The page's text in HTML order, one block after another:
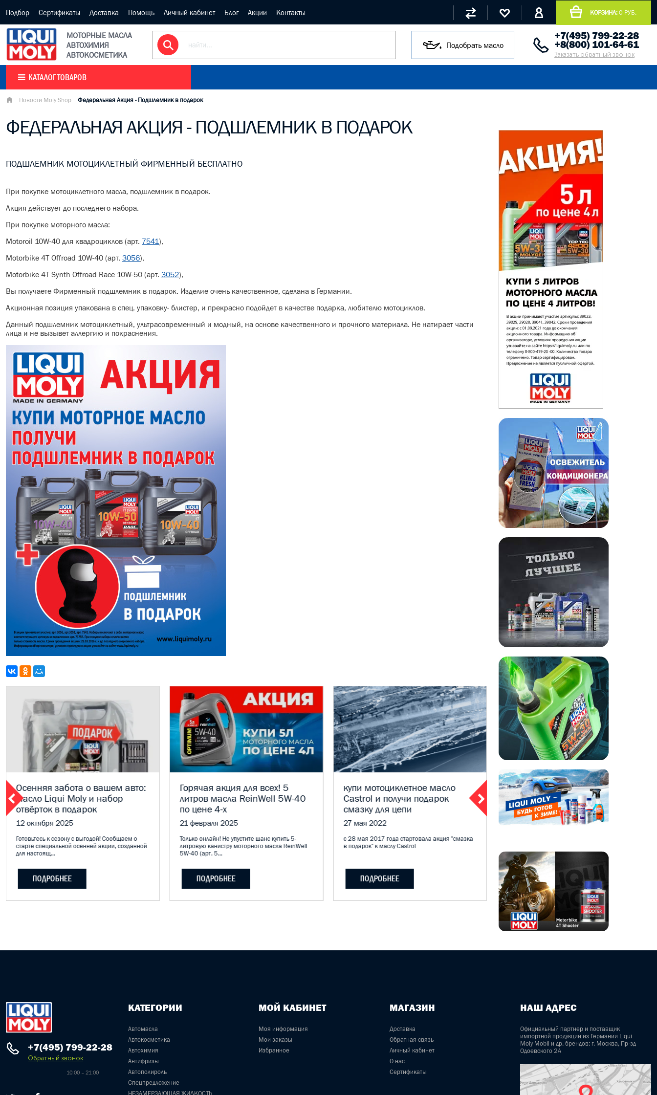
Подбор Сертификаты Доставка Помощь Личный кабинет Блог Акции Контакты КОРЗИНА: 0 РУБ.
МОТОРНЫЕ МАСЛА
АВТОХИМИЯ
АВТОКОСМЕТИКА
Подобрать масло
+7(495) 799-22-28
+8(800) 101-64-61
Заказать обратный звонок
КАТАЛОГ ТОВАРОВ
Новости Moly Shop Федеральная Акция - Подшлемник в подарок
ФЕДЕРАЛЬНАЯ АКЦИЯ - ПОДШЛЕМНИК В ПОДАРОК
ПОДШЛЕМНИК МОТОЦИКЛЕТНЫЙ ФИРМЕННЫЙ БЕСПЛАТНО
При покупке мотоциклетного масла, подшлемник в подарок.
Акция действует до последнего набора.
При покупке моторного масла:
Motoroil 10W-40 для квадроциклов (арт. 7541 ),
Motorbike 4T Offroad 10W-40 (арт. 3056),
Motorbike 4T Synth Offroad Race 10W-50 (арт. 3052),
Вы получаете Фирменный подшлемник в подарок. Изделие очень качественное, сделана в Германии.
Акционная позиция упакована в спец. упаковку- блистер, и прекрасно подойдет в качестве подарка, любителю мотоциклов.
Данный подшлемник мотоциклетный, ультрасовременный и модный, на основе качественного и прочного материала. Не натирает части
лица и не вызывет аллергию и покраснения.
Осенняя забота о вашем авто:
масло Liqui Moly и набор
отвёрток в подарок
12 октября 2025
Готовьтесь к сезону с выгодой! Сообщаем о
старте специальной осенней акции, созданной
для настоящ...
ПОДРОБНЕЕ
Горячая акция для всех! 5
литров масла ReinWell 5W-40
по цене 4-х
21 февраля 2025
Только онлайн! Не упустите шанс купить 5-
литровую канистру моторного масла ReinWell
5W-40 (арт. 5...
ПОДРОБНЕЕ
купи мотоциклетное масло
Castrol и получи подарок
смазку для цепи
27 мая 2022
с 28 мая 2017 года стартовала акция "смазка
в подарок" к маслу Castrol
ПОДРОБНЕЕ
ЛИКВИ МОЛИ акция «5 по цене
4».моторное масло
27 февраля 2022
Уважаемые покупатели. Информируем о
ПОДРОБНЕЕ
+7(495) 799-22-28
Обратный звонок
10:00 – 21:00
КАТЕГОРИИ
Автомасла
Автокосметика
Автохимия
Антифризы
Автополироль
Спецпредложение
НЕЗАМЕРЗАЮЩАЯ ЖИДКОСТЬ
МОЙ КАБИНЕТ
Моя информация
Мои заказы
Избранное
МАГАЗИН
Доставка
Обратная связь
Личный кабинет
О нас
Сертификаты
НАШ АДРЕС
Официальный партнер и поставщик
импортной продукции из Германии Liqui
Moly Mobil и др. брендов: г. Москва, Пр-зд
Одоевского 2А